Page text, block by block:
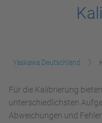
Yaskawa Deutschland
Für die Kalibrierung
unterschiedlichsten
Abweichungen und